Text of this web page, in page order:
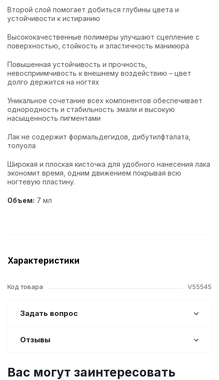
Второй слой помогает добиться глубины цвета и
устойчивости к истиранию
Высококачественные полимеры улучшают сцепление с
поверхностью, стойкость и эластичность маникюра
Повышенная устойчивость и прочность,
невосприимчивость к внешнему воздействию – цвет
долго держится на ногтях
Уникальное сочетание всех компонентов обеспечивает
однородность и стабильность эмали и высокую
насыщенность пигментами
Лак не содержит формальдегидов, дибутилфталата,
толуола
Широкая и плоская кисточка для удобного нанесения лака
экономит время, одним движением покрывая всю
ногтевую пластину.
Объем: 7 мл
Характеристики
Код товара V55545
Задать вопрос
Отзывы
Вас могут заинтересовать